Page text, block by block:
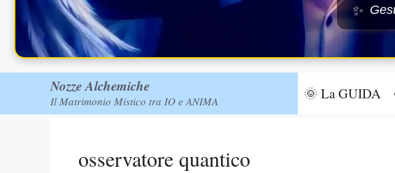
✨
Nozze Alchemiche
Il Matrimonio Mistico tra IO e ANIMA 🌞 La GUIDA
osservatore quantico